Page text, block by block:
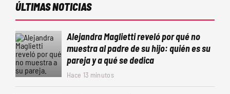
ÚLTIMAS NOTICIAS
Alejandra Maglietti reveló por qué no
muestra al padre de su hijo: quién es su
pareja y a qué se dedica
Hace 13 minutos